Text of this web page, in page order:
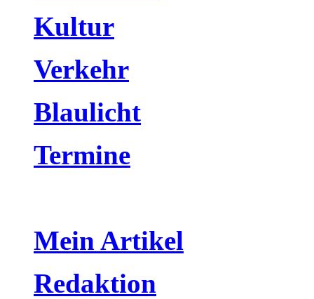
Kultur
Verkehr
Blaulicht
Termine
Mein Artikel
Redaktion